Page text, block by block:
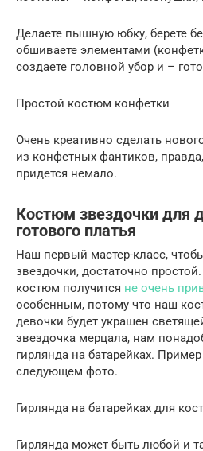
Делаете пышную юбку, берете
обшиваете элементами
создаете головной убор и –
Простой костюм конфетки
Очень креативно сделать
из конфетных фантиков,
придется немало.
Костюм звездочки для
готового платья
Наш первый мастер-класс,
звездочки, достаточно
костюм получится не очень
особенным, потому что наш
девочки будет украшен
звездочка мерцала, нам
гирлянда на батарейках.
следующем фото.
Гирлянда на батарейках для
Гирлянда может быть любой и